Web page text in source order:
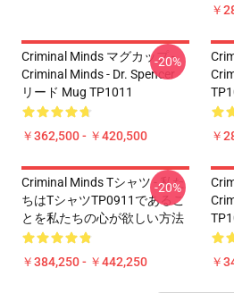
￥
Criminal Minds マグカップ -
Criminal Minds - Dr. Spencer
リード Mug TP1011
￥362,500 - ￥420,500
-20%
￥
Criminal Minds Tシャツ - 私た
ちはTシャツTP0911であるこ
とを私たちの心が欲しい方法
￥384,250 - ￥442,250
-20%
￥